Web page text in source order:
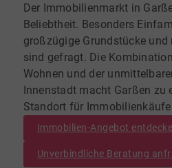
Der Immobilienmarkt in
Beliebtheit. Besonders
großzügige Grundstücke und
sind gefragt. Die
Wohnen und der
Innenstadt macht Garßen zu
Standort für
Immobilien-Angebot
Unverbindliche Beratung